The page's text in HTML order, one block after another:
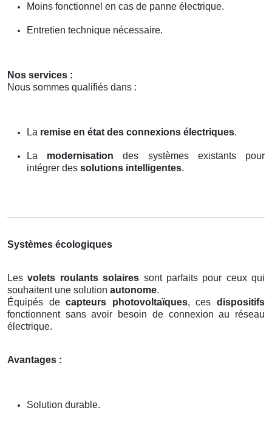
Moins fonctionnel en cas de panne électrique.
Entretien technique nécessaire.
Nos services :
Nous sommes qualifiés dans :
La remise en état des connexions électriques.
La modernisation des systèmes existants pour
intégrer des solutions intelligentes.
Systèmes écologiques
Lesvolets roulants solaires sont parfaits pour ceux qui
souhaitent une solution autonome.
Équipés decapteurs photovoltaïques, cesdispositifs
fonctionnent sans avoir besoin de connexion au réseau
électrique.
Avantages :
Solution durable.